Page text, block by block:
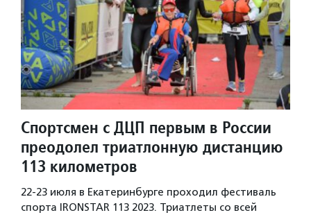
Спортсмен с ДЦП первым в России
преодолел триатлонную дистанцию
113 километров
22-23 июля в Екатеринбурге проходил фестиваль
спорта IRONSTAR 113 2023. Триатлеты со всей